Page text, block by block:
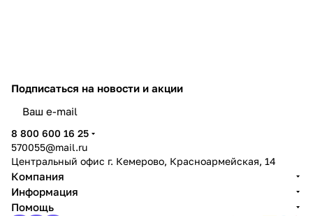
Подписаться на новости и акции
8 800 600 16 25
570055@mail.ru
Центральный офис г. Кемерово, Красноармейская, 14
Компания
Информация
Помощь